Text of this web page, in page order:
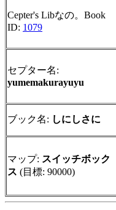
Cepter's Libなの。Book
ID: 1079
セプター名:
yumemakurayuyu
ブック名: しにしさに
マップ: スイッチボック
ス (目標: 90000)